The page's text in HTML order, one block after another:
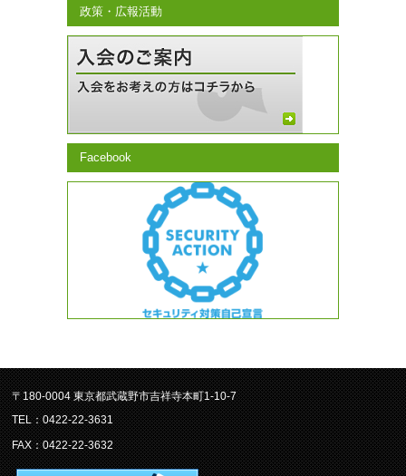
政策・広報活動
Facebook
〒180-0004 東京都武蔵野市吉祥寺本町1-10-7
TEL：0422-22-3631
FAX：0422-22-3632